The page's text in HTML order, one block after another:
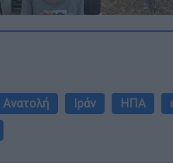
Ιράν ΗΠΑ